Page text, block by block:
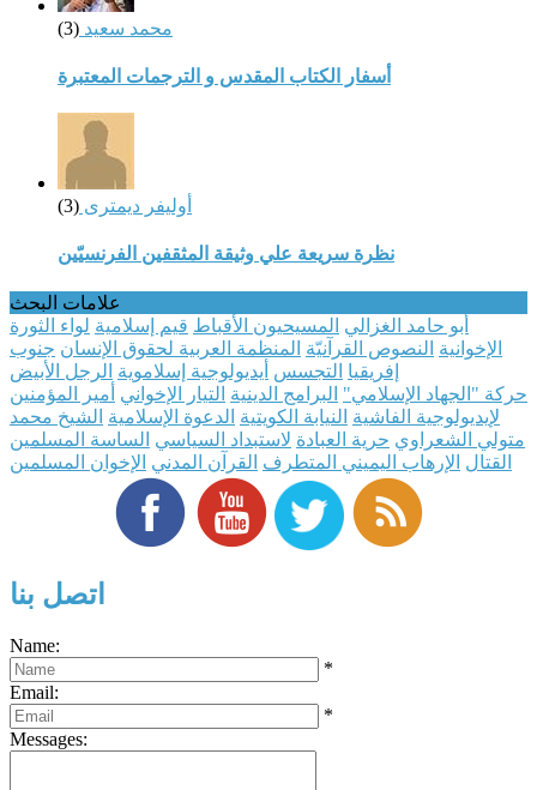
محمد سعيد (3)
أسفار الكتاب المقدس و الترجمات المعتبرة
أوليفر ديمترى (3)
نظرة سريعة علي وثيقة المثقفين الفرنسيّين
علامات البحث
أبو حامد الغزالي المسيحيون الأقباط قيم إسلامية لواء الثورة
الإخوانية النصوص القرآنيّة المنظمة العربية لحقوق الإنسان جنوب
إفريقيا التجسس أيديولوجية إسلاموية الرجل الأبيض
حركة "الجهاد الإسلامي" البرامج الدينية التيار الإخواني أمير المؤمنين
لإيديولوجية الفاشية النيابة الكويتية الدعوة الإسلامية الشيخ محمد
متولي الشعراوي حرية العبادة لاستبداد السياسي الساسة المسلمين
القتال الإرهاب اليميني المتطرف القرآن المدني الإخوان المسلمين
اتصل بنا
Name:
*
Email:
*
Messages: